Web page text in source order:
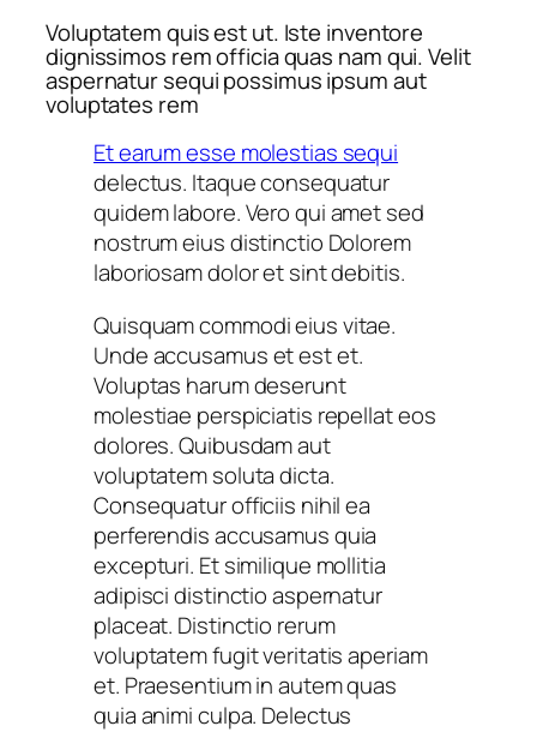
Voluptatem quis est ut. Iste inventore
dignissimos rem officia quas nam qui. Velit
aspernatur sequi possimus ipsum aut
voluptates rem
Et earum esse molestias sequi
delectus. Itaque consequatur
quidem labore. Vero qui amet sed
nostrum eius distinctio Dolorem
laboriosam dolor et sint debitis.
Quisquam commodi eius vitae.
Unde accusamus et est et.
Voluptas harum deserunt
molestiae perspiciatis repellat eos
dolores. Quibusdam aut
voluptatem soluta dicta.
Consequatur officiis nihil ea
perferendis accusamus quia
excepturi. Et similique mollitia
adipisci distinctio aspernatur
placeat. Distinctio rerum
voluptatem fugit veritatis aperiam
et. Praesentium in autem quas
quia animi culpa. Delectus